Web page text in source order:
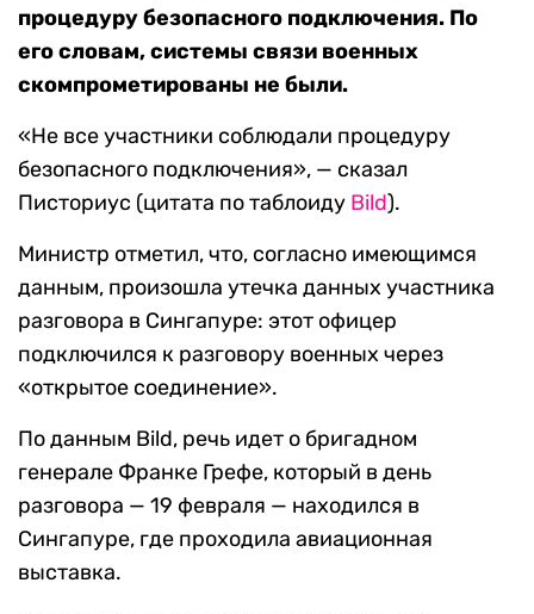
процедуру безопасного подключения. По
его словам, системы связи военных
скомпрометированы не были.
«Не все участники соблюдали процедуру
безопасного подключения», — сказал
Писториус (цитата по таблоиду Bild).
Министр отметил, что, согласно имеющимся
данным, произошла утечка данных участника
разговора в Сингапуре: этот офицер
подключился к разговору военных через
«открытое соединение».
По данным Bild, речь идет о бригадном
генерале Франке Грефе, который в день
разговора — 19 февраля — находился в
Сингапуре, где проходила авиационная
выставка.